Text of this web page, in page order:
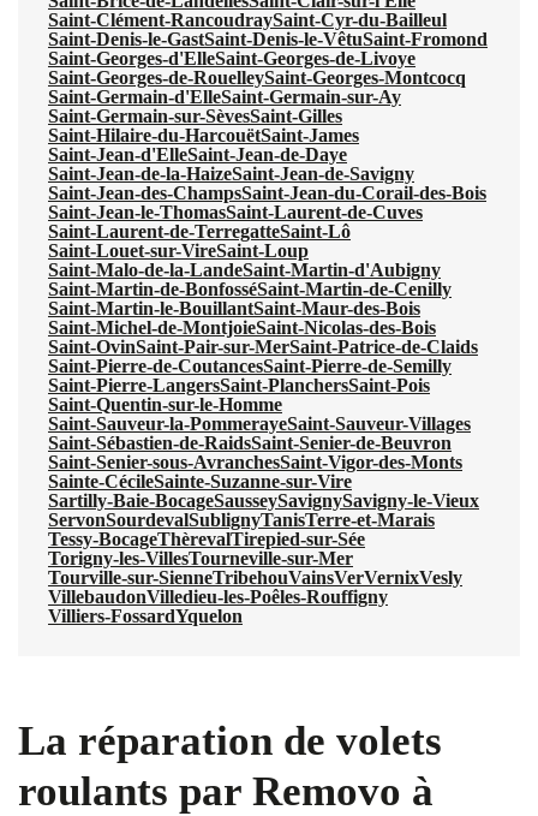
Saint-Clément-RancoudraySaint-Cyr-du-Bailleul
Saint-Denis-le-GastSaint-Denis-le-VêtuSaint-Fromond
Saint-Georges-d'ElleSaint-Georges-de-Livoye
Saint-Georges-de-RouelleySaint-Georges-Montcocq
Saint-Germain-d'ElleSaint-Germain-sur-Ay
Saint-Germain-sur-SèvesSaint-Gilles
Saint-Hilaire-du-HarcouëtSaint-James
Saint-Jean-d'ElleSaint-Jean-de-Daye
Saint-Jean-de-la-HaizeSaint-Jean-de-Savigny
Saint-Jean-des-ChampsSaint-Jean-du-Corail-des-Bois
Saint-Jean-le-ThomasSaint-Laurent-de-Cuves
Saint-Laurent-de-TerregatteSaint-Lô
Saint-Louet-sur-VireSaint-Loup
Saint-Malo-de-la-LandeSaint-Martin-d'Aubigny
Saint-Martin-de-BonfosséSaint-Martin-de-Cenilly
Saint-Martin-le-BouillantSaint-Maur-des-Bois
Saint-Michel-de-MontjoieSaint-Nicolas-des-Bois
Saint-OvinSaint-Pair-sur-MerSaint-Patrice-de-Claids
Saint-Pierre-de-CoutancesSaint-Pierre-de-Semilly
Saint-Pierre-LangersSaint-PlanchersSaint-Pois
Saint-Quentin-sur-le-Homme
Saint-Sauveur-la-PommerayeSaint-Sauveur-Villages
Saint-Sébastien-de-RaidsSaint-Senier-de-Beuvron
Saint-Senier-sous-AvranchesSaint-Vigor-des-Monts
Sainte-CécileSainte-Suzanne-sur-Vire
Sartilly-Baie-BocageSausseySavignySavigny-le-Vieux
ServonSourdevalSublignyTanisTerre-et-Marais
Tessy-BocageThèrevalTirepied-sur-Sée
Torigny-les-VillesTourneville-sur-Mer
Tourville-sur-SienneTribehouVainsVerVernixVesly
VillebaudonVilledieu-les-Poêles-Rouffigny
Villiers-FossardYquelon
La réparation de volets
roulants par Removo à